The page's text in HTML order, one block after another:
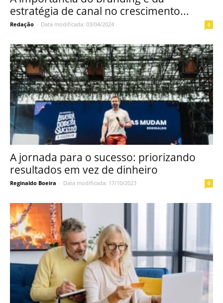
estratégia de canal no crescimento...
Redação - Data modificada: 03/04/2024 0
A jornada para o sucesso: priorizando
resultados em vez de dinheiro
Reginaldo Boeira - Data modificada: 17/10/2023 0